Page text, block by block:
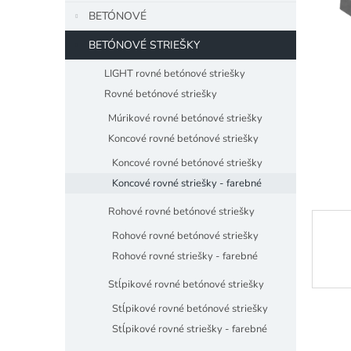
BETÓNOVÉ
BETÓNOVÉ STRIEŠKY
LIGHT rovné betónové striešky
Rovné betónové striešky
Múrikové rovné betónové striešky
Koncové rovné betónové striešky
Koncové rovné betónové striešky
Koncové rovné striešky - farebné
Rohové rovné betónové striešky
Rohové rovné betónové striešky
Rohové rovné striešky - farebné
Stĺpikové rovné betónové striešky
Stĺpikové rovné betónové striešky
Stĺpikové rovné striešky - farebné